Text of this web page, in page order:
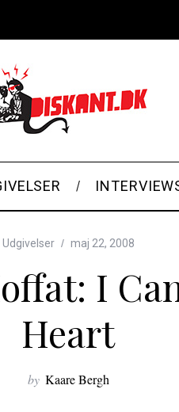
Udgivelser maj 22, 2008
I
Heart
by Kaare Bergh